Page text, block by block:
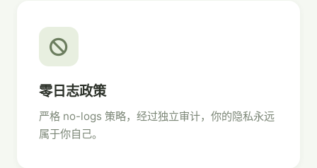
零日志政策
严格 no-logs 策略，经过独立审计，你的隐私永远
属于你自己。